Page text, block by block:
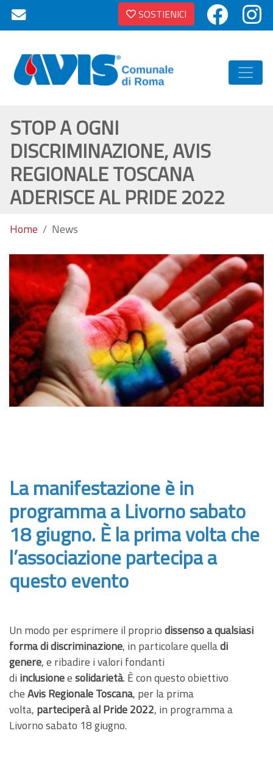
SOSTIENICI
STOP A OGNI
DISCRIMINAZIONE, AVIS
REGIONALE TOSCANA
ADERISCE AL PRIDE 2022
Home News
La manifestazione è in
programma a Livorno sabato
18 giugno. È la prima volta che
l’associazione partecipa a
questo evento
Un modo per esprimere il propriodissenso a qualsiasi
forma di discriminazione, in particolare quelladi
genere, e ribadire i valori fondanti
di inclusioneesolidarietà. È con questo obiettivo
cheAvis Regionale Toscana, per la prima
volta, parteciperà al Pride 2022, in programma a
Livorno sabato 18 giugno.